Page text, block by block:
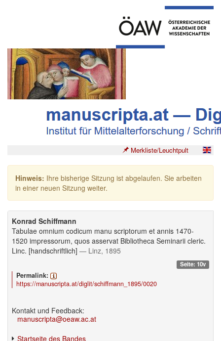
Merkliste/Leuchtpult
Hinweis: Ihre bisherige Sitzung ist abgelaufen. Sie arbeiten
in einer neuen Sitzung weiter.
Konrad Schiffmann
Tabulae omnium codicum manu scriptorum et annis 1470-
1520 impressorum, quos asservat Bibliotheca Seminarii cleric.
Linc. [handschriftlich] — Linz, 1895
Seite: 10v
Permalink:
https://manuscripta.at/diglit/schiffmann_1895/0020
Kontakt und Feedback:
manuscripta@oeaw.ac.at
Startseite des Bandes